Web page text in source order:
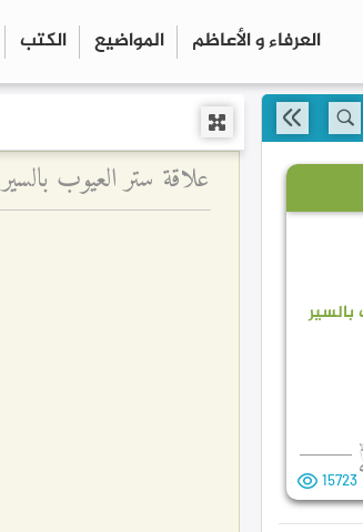
العرفاء و الأعاظم المواضیع الكتب
15723
علاقة ستر العيوب